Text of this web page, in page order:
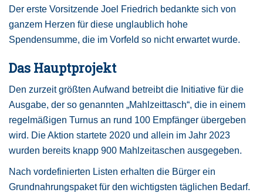
Der erste Vorsitzende Joel Friedrich bedankte sich von
ganzem Herzen für diese unglaublich hohe
Spendensumme, die im Vorfeld so nicht erwartet wurde.
Das Hauptprojekt
Den zurzeit größten Aufwand betreibt die Initiative für die
Ausgabe, der so genannten „Mahlzeittasch“, die in einem
regelmäßigen Turnus an rund 100 Empfänger übergeben
wird. Die Aktion startete 2020 und allein im Jahr 2023
wurden bereits knapp 900 Mahlzeitaschen ausgegeben.
Nach vordefinierten Listen erhalten die Bürger ein
Grundnahrungspaket für den wichtigsten täglichen Bedarf.